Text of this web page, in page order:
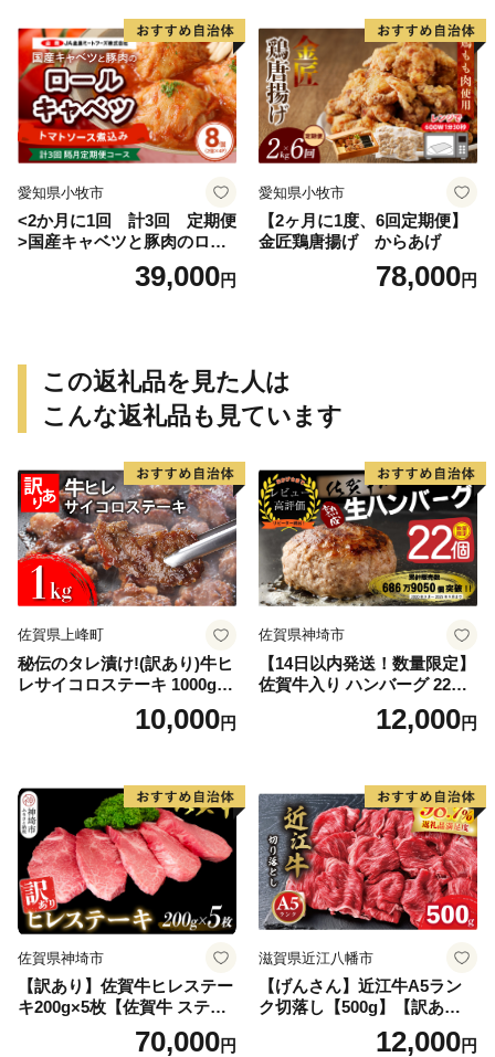
愛知県小牧市
<2か月に1回 計3回 定期便
>国産キャベツと豚肉のロー
ルキャベツ（4P入り）
39,000円
愛知県小牧市
【2ヶ月に1度、6回定期便】
金匠鶏唐揚げ からあげ
78,000円
この返礼品を見た人は
こんな返礼品も見ています
佐賀県上峰町
秘伝のタレ漬け!(訳あり)牛ヒ
レサイコロステーキ 1000g
10,000円
佐賀県神埼市
【14日以内発送！数量限定】
佐賀牛入り ハンバーグ 22個
2.6kg(120g×22個)【佐賀牛
黒毛和牛 ブランド牛 九州 ハ
気】(H083106)
12,000円
佐賀県神埼市
【訳あり】佐賀牛ヒレステー
キ200g×5枚【佐賀牛 ステー
キ ブランド肉 ヒレ肉 フィレ
肉 ジューシー ヘルシー】(H0
70,000円
滋賀県近江八幡市
【げんさん】近江牛A5ラン
ク切落し【500g】【訳あり】
12,000円